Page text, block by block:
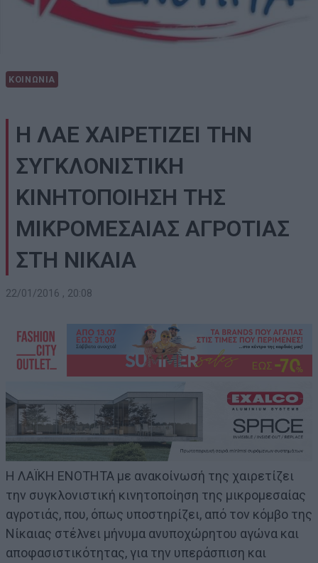
ΚΟΙΝΩΝΙΑ
Η ΛΑΕ ΧΑΙΡΕΤΙΖΕΙ ΤΗΝ
ΣΥΓΚΛΟΝΙΣΤΙΚΗ
ΚΙΝΗΤΟΠΟΙΗΣΗ ΤΗΣ
ΜΙΚΡΟΜΕΣΑΙΑΣ ΑΓΡΟΤΙΑΣ
ΣΤΗ ΝΙΚΑΙΑ
22/01/2016 , 20:08
Η ΛΑΪΚΗ ΕΝΟΤΗΤΑ με ανακοίνωσή της χαιρετίζει
την συγκλονιστική κινητοποίηση της μικρομεσαίας
αγροτιάς, που, όπως υποστηρίζει, από τον κόμβο της
Νίκαιας στέλνει μήνυμα ανυποχώρητου αγώνα και
αποφασιστικότητας, για την υπεράσπιση και